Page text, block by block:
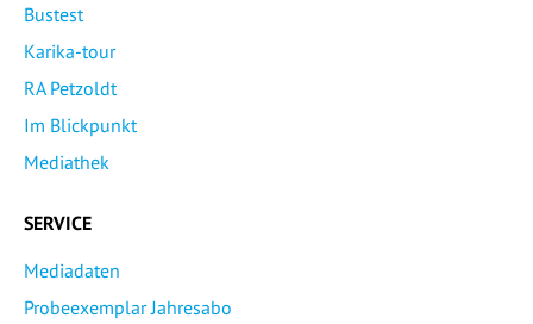
Bustest
Karika-tour
RA Petzoldt
Im Blickpunkt
Mediathek
SERVICE
Mediadaten
Probeexemplar Jahresabo